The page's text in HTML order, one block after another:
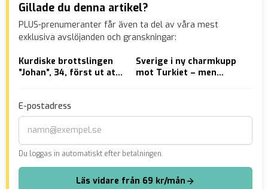
Gillade du denna artikel?
PLUS-prenumeranter får även ta del av våra mest
exklusiva avslöjanden och granskningar:
Kurdiske brottslingen
”Johan”, 34, först ut att
Sverige i ny charmkupp
mot Turkiet – men
E-postadress
Du loggas in automatiskt efter betalningen.
Läs vidare från 69 kr/mån